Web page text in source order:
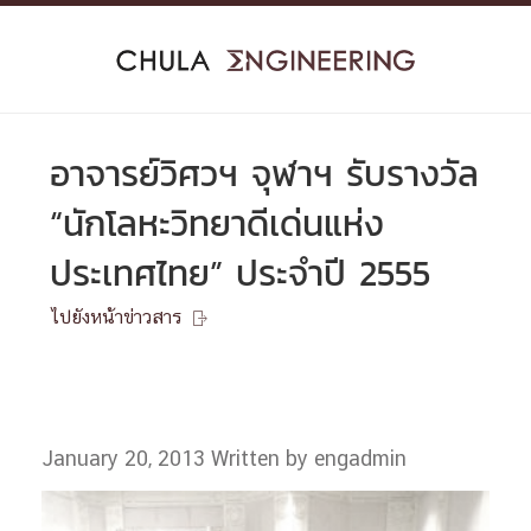
Skip
อาจารย์วิศวฯ จุฬาฯ รับรางวัล
“นักโลหะวิทยาดีเด่นแห่ง
ประเทศไทย” ประจำปี 2555
ไปยังหน้าข่าวสาร 
January 20, 2013Written by engadmin